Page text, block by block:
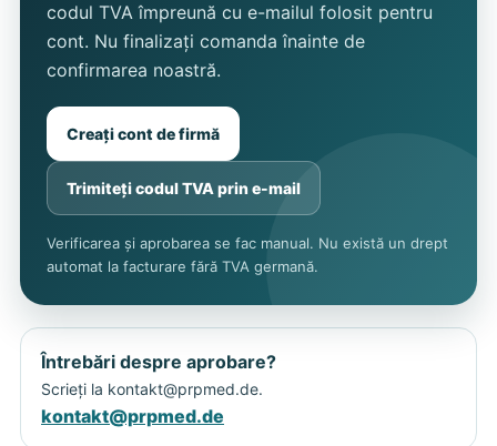
codul TVA împreună cu e-mailul folosit pentru
cont. Nu finalizați comanda înainte de
confirmarea noastră.
Creați cont de firmă
Trimiteți codul TVA prin e-mail
Verificarea și aprobarea se fac manual. Nu există un drept
automat la facturare fără TVA germană.
Întrebări despre aprobare?
Scrieți la kontakt@prpmed.de.
kontakt@prpmed.de